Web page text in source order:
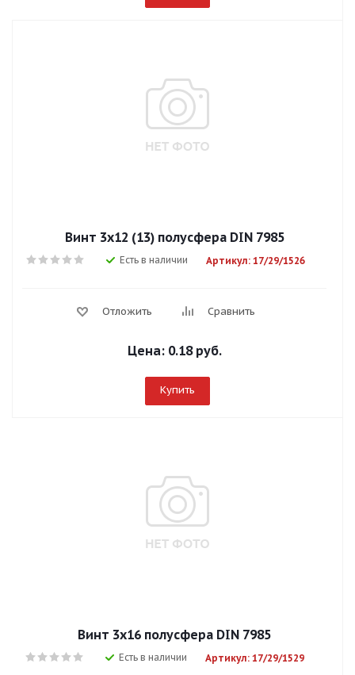
Винт 3х12 (13) полусфера DIN 7985
Есть в наличии Артикул: 17/29/1526
Отложить Сравнить
Цена: 0.18 руб.
Купить
Винт 3х16 полусфера DIN 7985
Есть в наличии Артикул: 17/29/1529